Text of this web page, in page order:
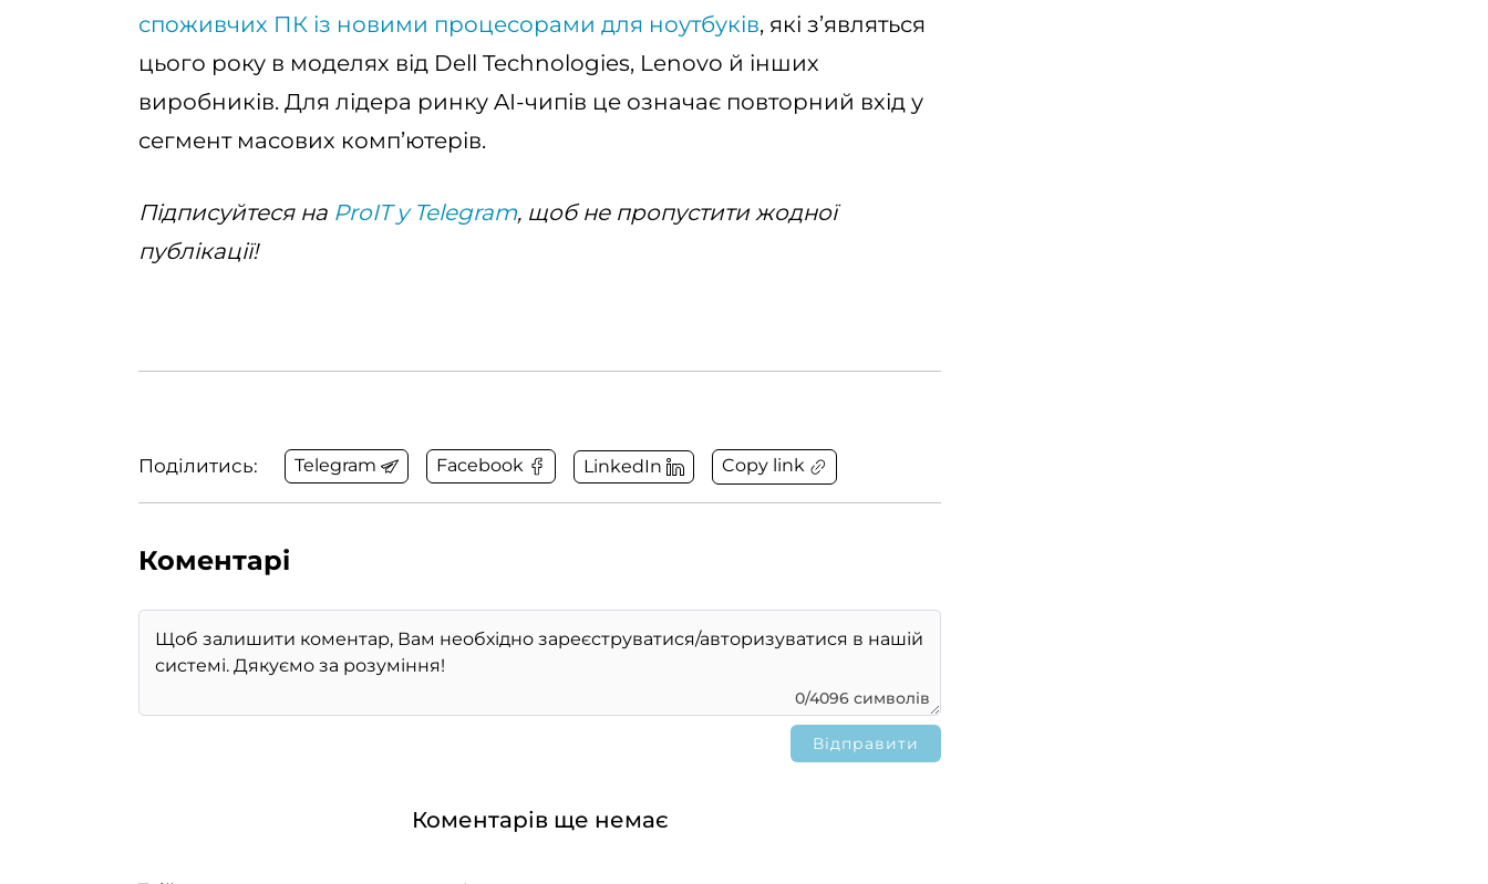
споживчих ПК із новими процесорами для ноутбуків, які з’являться
цього року в моделях від Dell Technologies, Lenovo й інших
виробників. Для лідера ринку AI-чипів це означає повторний вхід у
сегмент масових комп’ютерів.
Підписуйтеся на ProIT у Telegram, щоб не пропустити жодної
публікації!
Поділитись: Telegram Facebook LinkedIn Copy link
Коментарі
0/4096 символів
Коментарів ще немає